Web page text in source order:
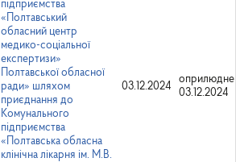
підприємства
«Полтавський
обласний центр
медико-соціальної
експертизи»
Полтавської обласної
ради» шляхом
приєднання до
Комунального
підприємства
«Полтавська обласна
клінічна лікарня ім. М.В.
03.12.2024
оприлюднено:
03.12.2024